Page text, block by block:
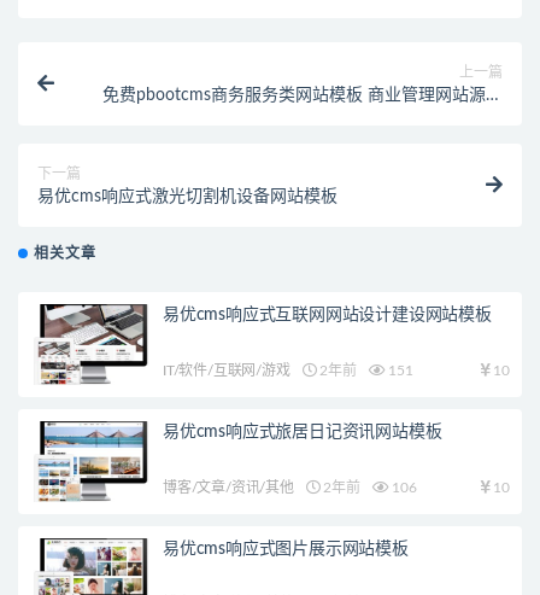
上一篇
免费pbootcms商务服务类网站模板 商业管理网站源码
下一篇
易优cms响应式激光切割机设备网站模板
相关文章
易优cms响应式互联网网站设计建设网站模板
IT/软件/互联网/游戏 2年前 151 10
易优cms响应式旅居日记资讯网站模板
博客/文章/资讯/其他 2年前 106 10
易优cms响应式图片展示网站模板